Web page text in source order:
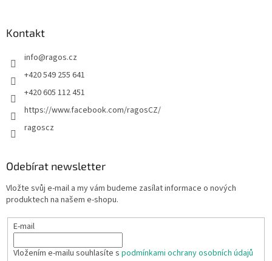
Kontakt
info@ragos.cz
+420 549 255 641
+420 605 112 451
https://www.facebook.com/ragosCZ/
ragoscz
Odebírat newsletter
Vložte svůj e-mail a my vám budeme zasílat informace o nových
produktech na našem e-shopu.
E-mail
Vložením e-mailu souhlasíte s podmínkami ochrany osobních údajů